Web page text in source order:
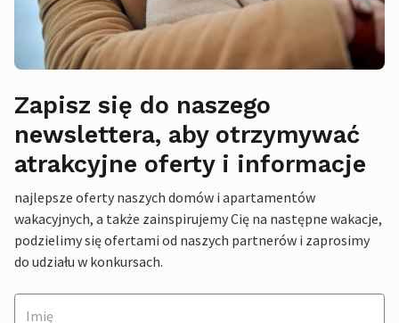
Zapisz się do naszego
newslettera, aby otrzymywać
atrakcyjne oferty i informacje
najlepsze oferty naszych domów i apartamentów
wakacyjnych, a także zainspirujemy Cię na następne wakacje,
podzielimy się ofertami od naszych partnerów i zaprosimy
do udziału w konkursach.